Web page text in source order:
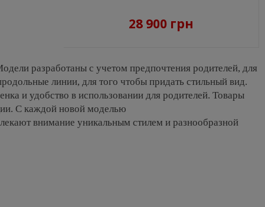
28 900 грн
разработаны с учетом предпочтения родителей, для
линии, для того чтобы придать стильный вид.
и удобство в использовании для родителей. Товары
С каждой новой моделью
внимание уникальным стилем и разнообразной